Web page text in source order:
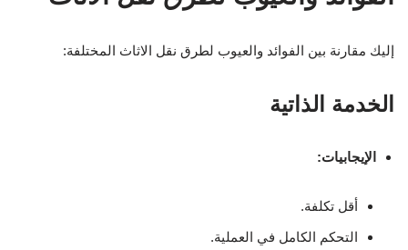
إليك مقارنة بين الفوائد والعيوب لطرق نقل الاثاث المختلفة:
الخدمة الذاتية
الإيجابيات:
أقل تكلفة.
التحكم الكامل في العملية.